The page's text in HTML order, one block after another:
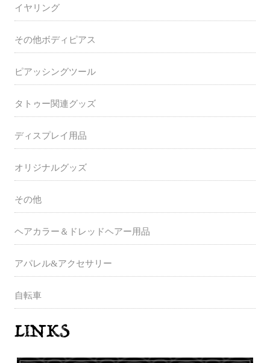
イヤリング
その他ボディピアス
ピアッシングツール
タトゥー関連グッズ
ディスプレイ用品
オリジナルグッズ
その他
ヘアカラー＆ドレッドヘアー用品
アパレル&アクセサリー
自転車